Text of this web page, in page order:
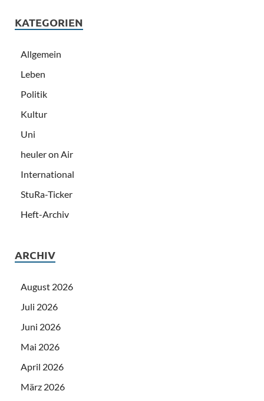
KATEGORIEN
Allgemein
Leben
Politik
Kultur
Uni
heuler on Air
International
StuRa-Ticker
Heft-Archiv
ARCHIV
August 2026
Juli 2026
Juni 2026
Mai 2026
April 2026
März 2026